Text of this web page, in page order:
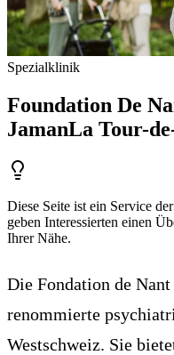
Spezialklinik
Foundation De
JamanLa Tour-
Diese Seite ist ein Service der
geben Interessierten einen
Ihrer Nähe.
Die Fondation de
renommierte
Westschweiz. Sie